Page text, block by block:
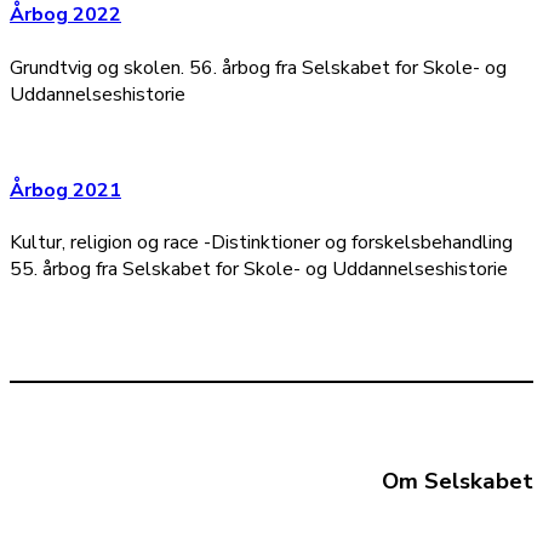
Årbog 2022
Grundtvig og skolen. 56. årbog fra Selskabet for Skole- og
Uddannelseshistorie
Årbog 2021
Kultur, religion og race -Distinktioner og forskelsbehandling
55. årbog fra Selskabet for Skole- og Uddannelseshistorie
Om Selskabet